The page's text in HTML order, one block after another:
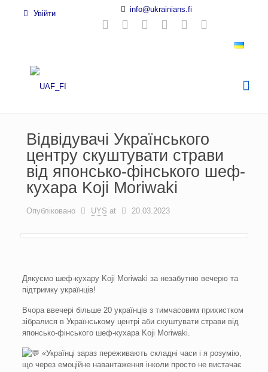
Увійти info@ukrainians.fi
Відвідувачі Українського
центру скуштувати страви
від японсько-фінського шеф-
кухара Koji Moriwaki
Опубліковано UYS at 20.03.2023
Дякуємо шеф-кухару Koji Moriwaki за незабутню вечерю та
підтримку українців!
Вчора ввечері більше 20 українців з тимчасовим прихистком
зібралися в Українському центрі аби скуштувати страви від
японсько-фінського шеф-кухара Koji Moriwaki.
«Українці зараз переживають складні часи і я розумію,
що через емоційне навантаження інколи просто не вистачає